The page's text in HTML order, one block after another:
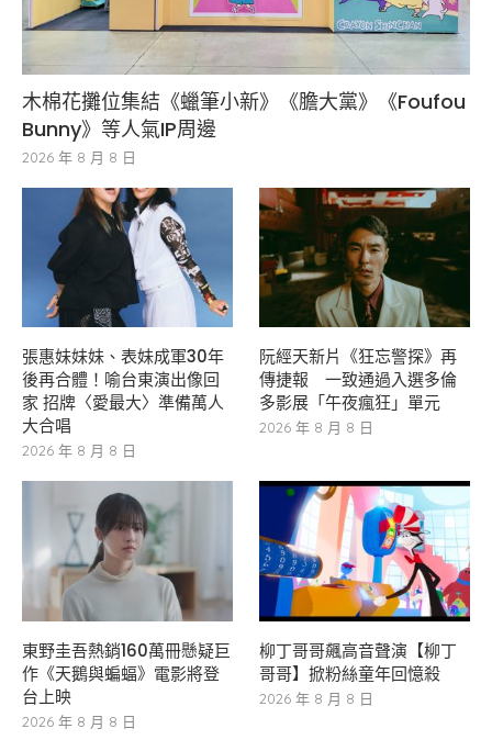
木棉花攤位集結《蠟筆小新》《膽大黨》《Foufou
Bunny》等人氣IP周邊
2026 年 8 月 8 日
張惠妹妹妹、表妹成軍30年
後再合體！喻台東演出像回
家 招牌〈愛最大〉準備萬人
大合唱
2026 年 8 月 8 日
阮經天新片《狂忘警探》再
傳捷報 一致通過入選多倫
多影展「午夜瘋狂」單元
2026 年 8 月 8 日
東野圭吾熱銷160萬冊懸疑巨
作《天鵝與蝙蝠》電影將登
台上映
2026 年 8 月 8 日
柳丁哥哥飆高音聲演【柳丁
哥哥】掀粉絲童年回憶殺
2026 年 8 月 8 日